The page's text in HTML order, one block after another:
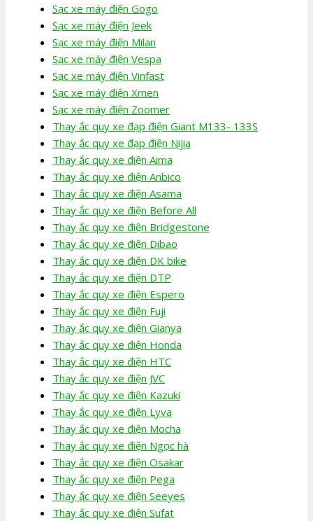
Sạc xe máy điện Gogo
Sạc xe máy điện Jeek
Sạc xe máy điện Milan
Sạc xe máy điện Vespa
Sạc xe máy điện Vinfast
Sạc xe máy điện Xmen
Sạc xe máy điện Zoomer
Thay ắc quy xe đạp điện Giant M133- 133S
Thay ắc quy xe đạp điện Nijia
Thay ắc quy xe điện Aima
Thay ắc quy xe điện Anbico
Thay ắc quy xe điện Asama
Thay ắc quy xe điện Before All
Thay ắc quy xe điện Bridgestone
Thay ắc quy xe điện Dibao
Thay ắc quy xe điện DK bike
Thay ắc quy xe điện DTP
Thay ắc quy xe điện Espero
Thay ắc quy xe điện Fuji
Thay ắc quy xe điện Gianya
Thay ắc quy xe điện Honda
Thay ắc quy xe điện HTC
Thay ắc quy xe điện JVC
Thay ắc quy xe điện Kazuki
Thay ắc quy xe điện Lyva
Thay ắc quy xe điện Mocha
Thay ắc quy xe điện Ngọc hà
Thay ắc quy xe điện Osakar
Thay ắc quy xe điện Pega
Thay ắc quy xe điện Seeyes
Thay ắc quy xe điện Sufat